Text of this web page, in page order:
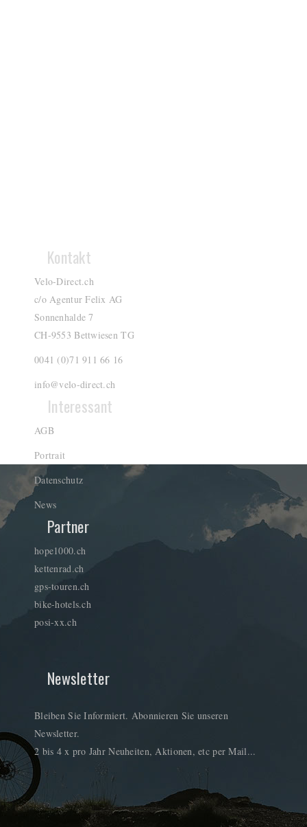
Kontakt
Velo-Direct.ch
c/o Agentur Felix AG
Sonnenhalde 7
CH-9553 Bettwiesen TG
0041 (0)71 911 66 16
info@velo-direct.ch
Interessant
AGB
Portrait
Datenschutz
News
Partner
hope1000.ch
kettenrad.ch
gps-touren.ch
bike-hotels.ch
posi-xx.ch
Newsletter
Bleiben Sie Informiert. Abonnieren Sie unseren
Newsletter.
2 bis 4 x pro Jahr Neuheiten, Aktionen, etc per Mail...